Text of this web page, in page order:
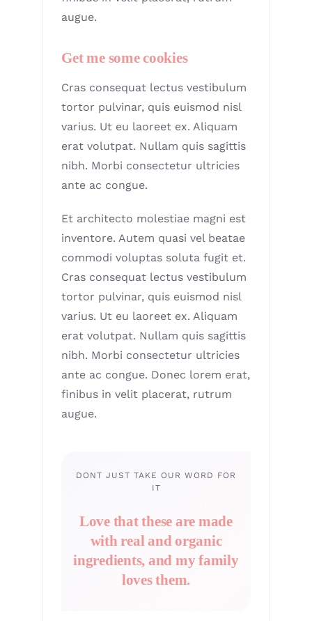
augue.
Get me some cookies
Cras consequat lectus vestibulum
tortor pulvinar, quis euismod nisl
varius. Ut eu laoreet ex. Aliquam
erat volutpat. Nullam quis sagittis
nibh. Morbi consectetur ultricies
ante ac congue.
Et architecto molestiae magni est
inventore. Autem quasi vel beatae
commodi voluptas soluta fugit et.
Cras consequat lectus vestibulum
tortor pulvinar, quis euismod nisl
varius. Ut eu laoreet ex. Aliquam
erat volutpat. Nullam quis sagittis
nibh. Morbi consectetur ultricies
ante ac congue. Donec lorem erat,
finibus in velit placerat, rutrum
augue.
DONT JUST TAKE OUR WORD FOR
IT
Love that these are made
with real and organic
ingredients, and my family
loves them.